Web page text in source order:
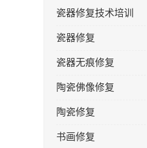
瓷器修复技术培训
瓷器修复
瓷器无痕修复
陶瓷佛像修复
陶瓷修复
书画修复